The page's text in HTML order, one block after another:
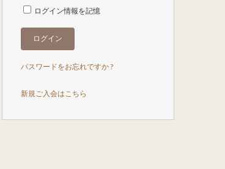
ログイン情報を記憶
パスワードをお忘れですか ?
新規ご入会はこちら